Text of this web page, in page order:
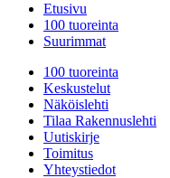
Etusivu
100 tuoreinta
Suurimmat
100 tuoreinta
Keskustelut
Näköislehti
Tilaa Rakennuslehti
Uutiskirje
Toimitus
Yhteystiedot